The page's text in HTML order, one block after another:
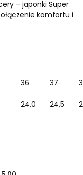
– japonki Super
komfortu i
36 37
24,0 24,5